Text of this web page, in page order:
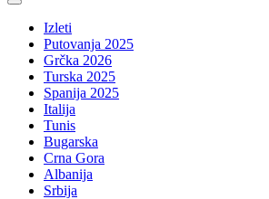
Open
ButtonIzleti
Putovanja 2025
Grčka 2026
Turska 2025
Spanija 2025
Italija
Tunis
Bugarska
Crna Gora
Albanija
Srbija